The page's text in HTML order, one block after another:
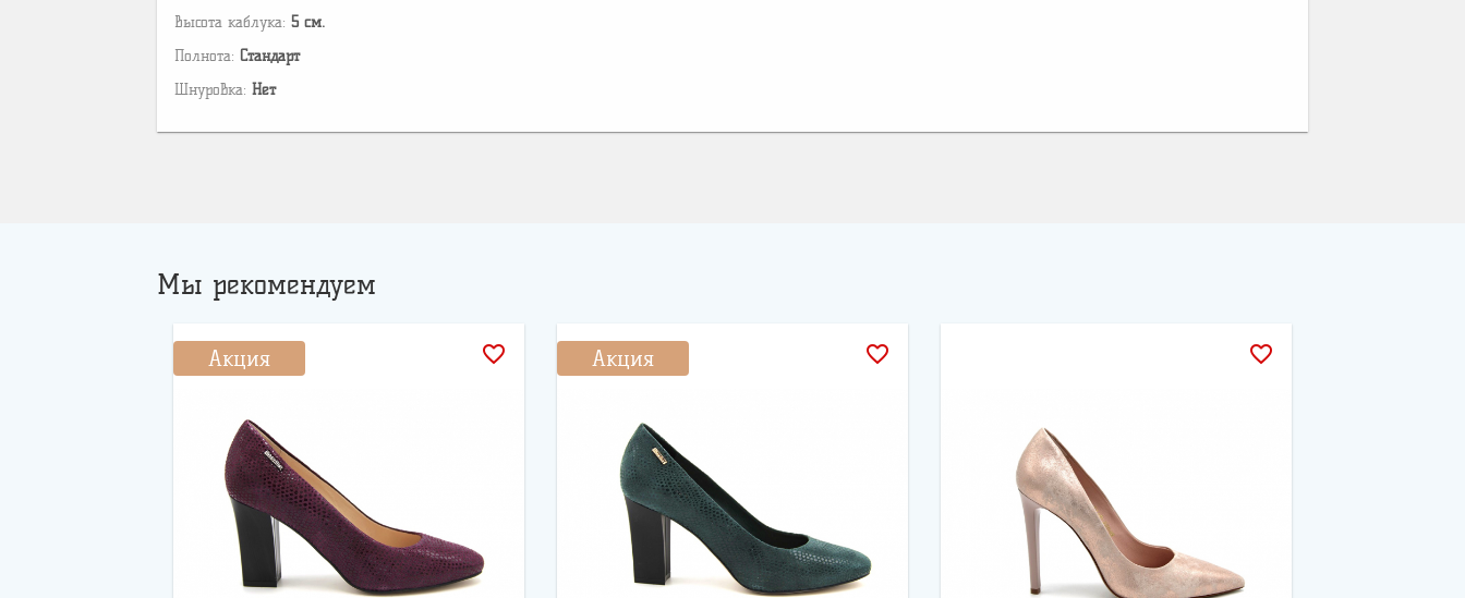
Высота каблука: 5 см.
Полнота: Стандарт
Шнуровка: Нет
Мы рекомендуем
Акция favorite_border Акция favorite_border favorite_border